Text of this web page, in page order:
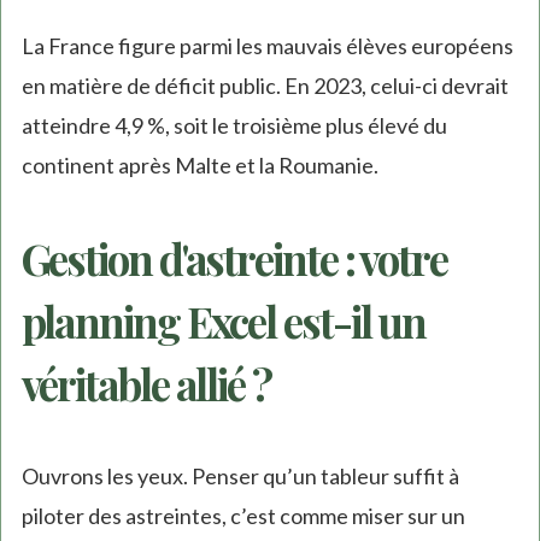
La France figure parmi les mauvais élèves européens
en matière de déficit public. En 2023, celui-ci devrait
atteindre 4,9 %, soit le troisième plus élevé du
continent après Malte et la Roumanie.
Gestion d'astreinte : votre
planning Excel est-il un
véritable allié ?
Ouvrons les yeux. Penser qu’un tableur suffit à
piloter des astreintes, c’est comme miser sur un